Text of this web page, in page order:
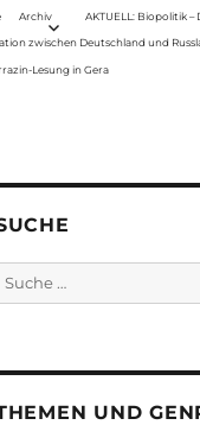
Archiv AKTUELL: Biopolitik
zwischen Deutschland und
Lesung in Gera
Suche
UND